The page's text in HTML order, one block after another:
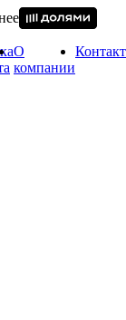
О
компании